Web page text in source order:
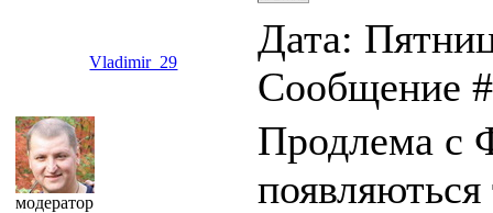
Vladimir_29
Дата:
Сообщение
модератор
Продлема с